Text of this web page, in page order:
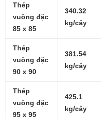
Thép
vuông đặc
85 x 85
340.32
kg/cây
Thép
vuông đặc
90 x 90
381.54
kg/cây
Thép
vuông đặc
95 x 95
425.1
kg/cây